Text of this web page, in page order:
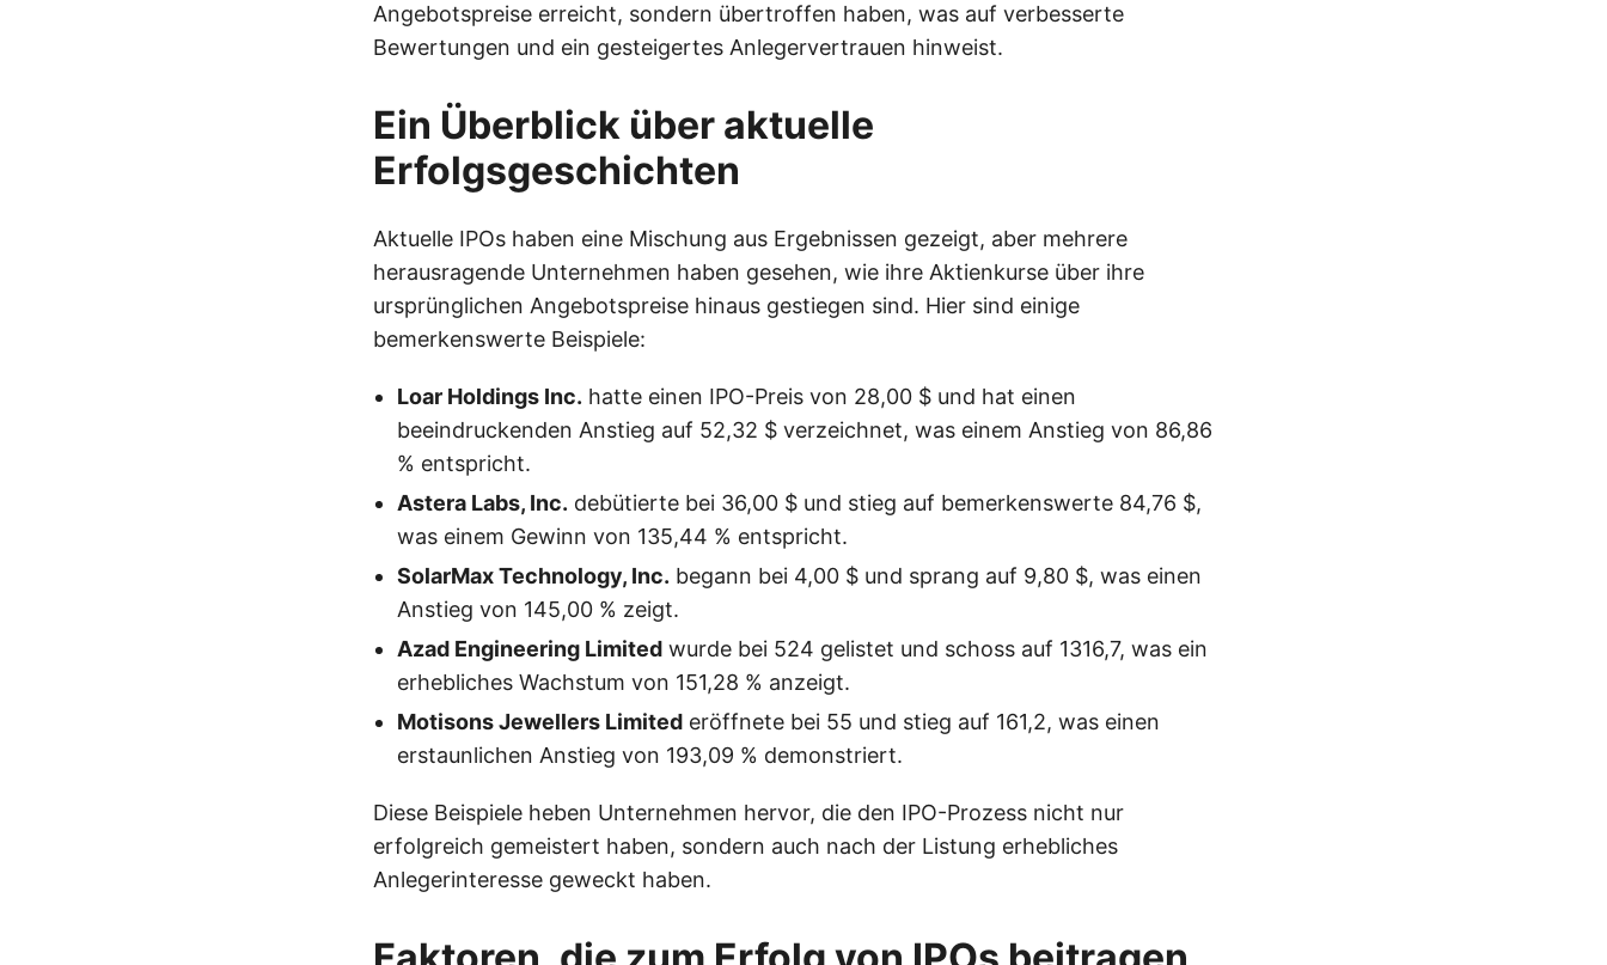
Angebotspreise erreicht, sondern übertroffen haben, was auf verbesserte
Bewertungen und ein gesteigertes Anlegervertrauen hinweist.
Ein Überblick über aktuelle
Erfolgsgeschichten
Aktuelle IPOs haben eine Mischung aus Ergebnissen gezeigt, aber mehrere
herausragende Unternehmen haben gesehen, wie ihre Aktienkurse über ihre
ursprünglichen Angebotspreise hinaus gestiegen sind. Hier sind einige
bemerkenswerte Beispiele:
Loar Holdings Inc. hatte einen IPO-Preis von 28,00 $ und hat einen
beeindruckenden Anstieg auf 52,32 $ verzeichnet, was einem Anstieg von 86,86
% entspricht.
Astera Labs, Inc. debütierte bei 36,00 $ und stieg auf bemerkenswerte 84,76 $,
was einem Gewinn von 135,44 % entspricht.
SolarMax Technology, Inc. begann bei 4,00 $ und sprang auf 9,80 $, was einen
Anstieg von 145,00 % zeigt.
Azad Engineering Limited wurde bei 524 gelistet und schoss auf 1316,7, was ein
erhebliches Wachstum von 151,28 % anzeigt.
Motisons Jewellers Limited eröffnete bei 55 und stieg auf 161,2, was einen
erstaunlichen Anstieg von 193,09 % demonstriert.
Diese Beispiele heben Unternehmen hervor, die den IPO-Prozess nicht nur
erfolgreich gemeistert haben, sondern auch nach der Listung erhebliches
Anlegerinteresse geweckt haben.